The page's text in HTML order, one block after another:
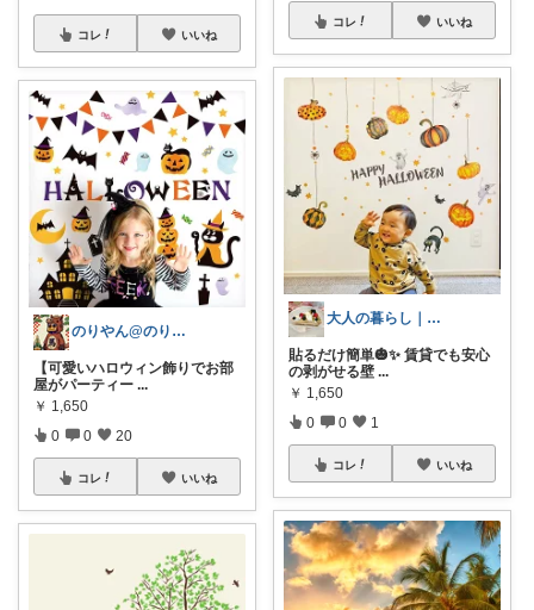
コレ いいね
のりやん@のりやんフィギュアを探せ開催中
【可愛いハロウィン飾りでお部
屋がパーティー ...
￥ 1,650
0 0 20
コレ いいね
コレ いいね
大人の暮らし｜インテリアとキッチン雑貨
貼るだけ簡単🎃✨ 賃貸でも安心
の剥がせる壁 ...
￥ 1,650
0 0 1
コレ いいね